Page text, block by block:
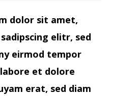
dolor sit amet,
elitr, sed
eirmod tempor
et dolore
erat, sed diam